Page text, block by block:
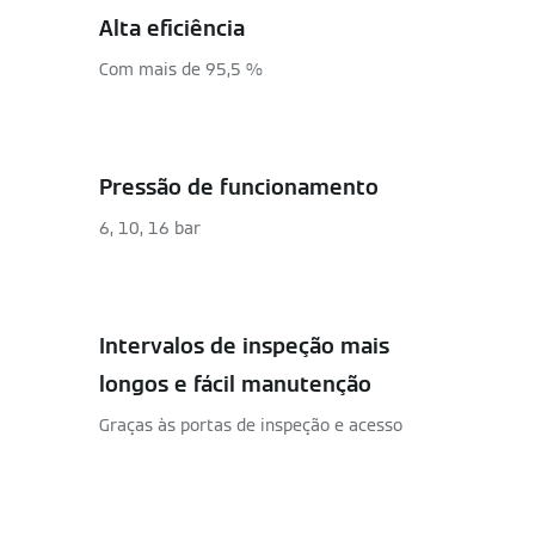
Alta eficiência
Com mais de 95,5 %
Pressão de funcionamento
6, 10, 16 bar
Intervalos de inspeção mais
longos e fácil manutenção
Graças às portas de inspeção e acesso